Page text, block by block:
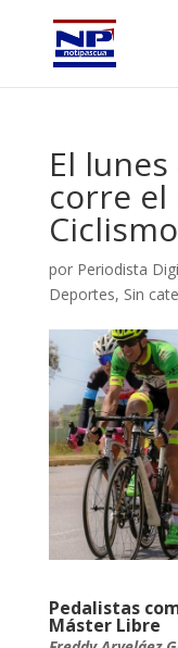
El
corre el
por Periodista
Deportes, Sin
Pedalistas
Máster Libre